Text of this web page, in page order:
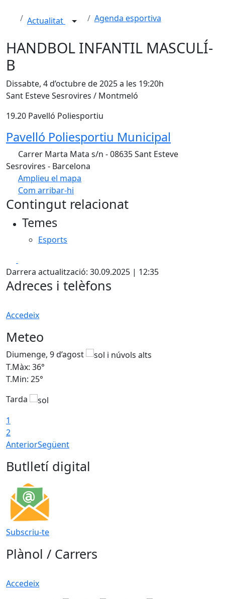
Actualitat Agenda esportiva
HANDBOL INFANTIL MASCULÍ-
B
Dissabte, 4 d’octubre de 2025 a les 19:20h
Sant Esteve Sesrovires / Montmeló
19.20 Pavelló Poliesportiu
Pavelló Poliesportiu Municipal
Carrer Marta Mata s/n - 08635 Sant Esteve
Sesrovires - Barcelona
Amplieu el mapa
Com arribar-hi
+
Contingut relacionat
Temes
Esports
Darrera actualització: 30.09.2025 | 12:35
Adreces i telèfons
Accedeix
Meteo
Diumenge, 9 d’agost
T.Màx: 36°
T.Min: 25°
Tarda
1
2
AnteriorSegüent
Butlletí digital
Subscriu-te
Plànol / Carrers
Accedeix